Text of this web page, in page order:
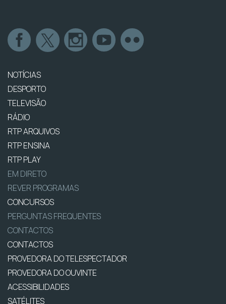
NOTÍCIAS
DESPORTO
TELEVISÃO
RÁDIO
RTP ARQUIVOS
RTP ENSINA
RTP PLAY
EM DIRETO
REVER PROGRAMAS
CONCURSOS
PERGUNTAS FREQUENTES
CONTACTOS
CONTACTOS
PROVEDORA DO TELESPECTADOR
PROVEDORA DO OUVINTE
ACESSIBILIDADES
SATÉLITES